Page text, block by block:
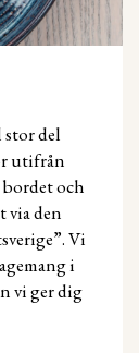
stor del
utifrån
bordet och
via den
Vi
i
vi ger dig